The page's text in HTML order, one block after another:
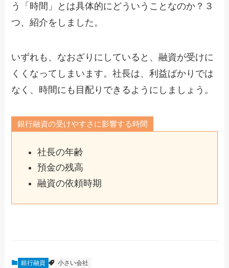
う「時間」とは具体的にどういうことなのか？３
つ、紹介をしました。
いずれも、なおざりにしていると、融資が受けに
くくなってしまいます。社長は、利益ばかりでは
なく、時間にも目配りできるようにしましょう。
銀行融資の受けやすさに影響する時間
社長の年齢
預金の残高
融資の依頼時期
銀行融資 小さい会社